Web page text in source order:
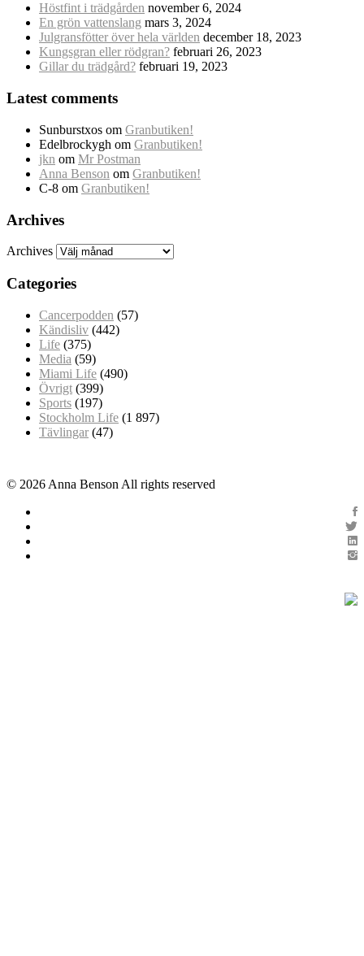
Höstfint i trädgården november 6, 2024
En grön vattenslang mars 3, 2024
Julgransfötter över hela världen december 18, 2023
Kungsgran eller rödgran? februari 26, 2023
Gillar du trädgård? februari 19, 2023
Latest comments
Sunburstxos om Granbutiken!
Edelbrockygh om Granbutiken!
jkn om Mr Postman
Anna Benson om Granbutiken!
C-8 om Granbutiken!
Archives
Archives
Categories
Cancerpodden (57)
Kändisliv (442)
Life (375)
Media (59)
Miami Life (490)
Övrigt (399)
Sports (197)
Stockholm Life (1 897)
Tävlingar (47)
© 2026 Anna Benson All rights reserved